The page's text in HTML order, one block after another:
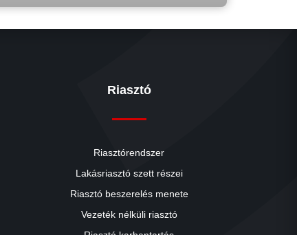
Riasztó
Riasztórendszer
Lakásriasztó szett részei
Riasztó beszerelés menete
Vezeték nélküli riasztó